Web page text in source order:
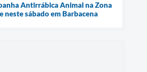
Antirrábica Animal na Zona
neste sábado em Barbacena